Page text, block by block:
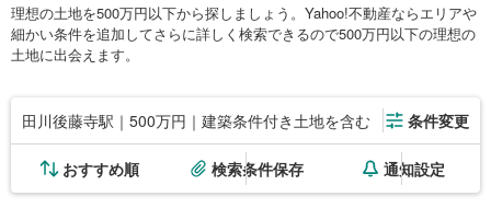
理想の土地を500万円以下から探しましょう。Yahoo!不動産ならエリアや
細かい条件を追加してさらに詳しく検索できるので500万円以下の理想の
土地に出会えます。
田川後藤寺駅｜500万円｜建築条件付き土地を含む 条件変更
おすすめ順 検索条件保存 通知設定